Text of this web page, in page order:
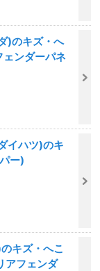
)のキズ・へ
ンダーパネ
イハツ)のキ
ー)
キズ・へこ
アフェンダ